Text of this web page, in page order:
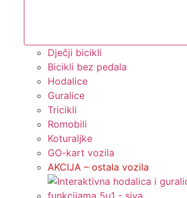
Dječji bicikli
Bicikli bez pedala
Hodalice
Guralice
Tricikli
Romobili
Koturaljke
GO-kart vozila
AKCIJA – ostala vozila